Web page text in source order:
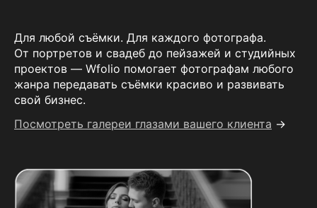
Для любой съёмки. Для каждого фотографа.
От портретов и свадеб до пейзажей и студийных
проектов — Wfolio помогает фотографам любого
жанра передавать съёмки красиво и развивать
свой бизнес.
Посмотреть галереи глазами вашего клиента →